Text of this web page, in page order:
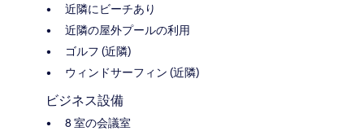
近隣にビーチあり
近隣の屋外プールの利用
ゴルフ (近隣)
ウィンドサーフィン (近隣)
ビジネス設備
8 室の会議室